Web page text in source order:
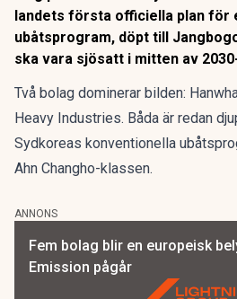
landets första officiella plan
ubåtsprogram, döpt till
ska vara sjösatt i mitten av
Två bolag dominerar bilden:
Heavy Industries. Båda är redan
Sydkoreas konventionella
Ahn Changho-klassen.
ANNONS
Fem bolag blir en europeisk
Emission pågår